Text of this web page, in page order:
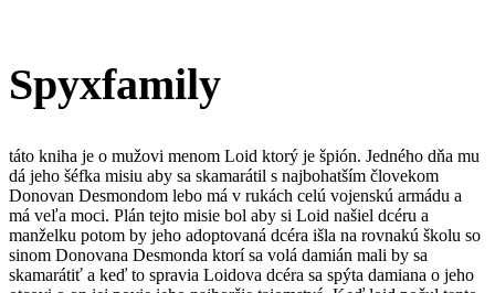
Spyxfamily
táto kniha je o mužovi menom Loid ktorý je špión. Jedného dňa mu
dá jeho šéfka misiu aby sa skamarátil s najbohatším človekom
Donovan Desmondom lebo má v rukách celú vojenskú armádu a
má veľa moci. Plán tejto misie bol aby si Loid našiel dcéru a
manželku potom by jeho adoptovaná dcéra išla na rovnakú školu so
sinom Donovana Desmonda ktorí sa volá damián mali by sa
skamarátiť a keď to spravia Loidova dcéra sa spýta damiana o jeho